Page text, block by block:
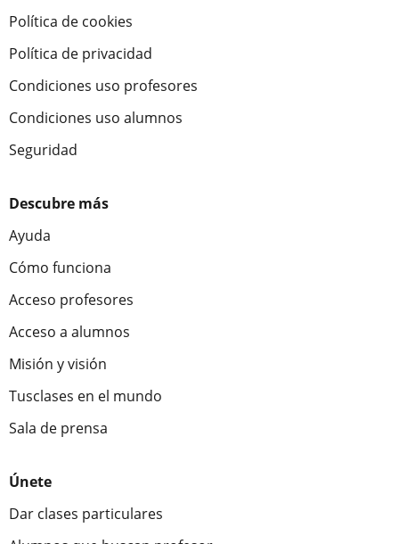
Política de cookies
Política de privacidad
Condiciones uso profesores
Condiciones uso alumnos
Seguridad
Descubre más
Ayuda
Cómo funciona
Acceso profesores
Acceso a alumnos
Misión y visión
Tusclases en el mundo
Sala de prensa
Únete
Dar clases particulares